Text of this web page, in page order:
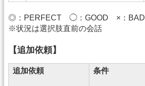
◎：PERFECT ◯：GOOD ×：BAD
※状況は選択肢直前の会話
【追加依頼】
追加依頼 条件